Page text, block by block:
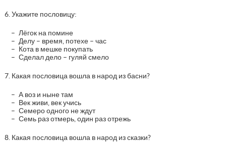
6. Укажите пословицу:
Лёгок на помине
Делу – время, потехе – час
Кота в мешке покупать
Сделал дело – гуляй смело
7. Какая пословица вошла в народ из басни?
А воз и ныне там
Век живи, век учись
Семеро одного не ждут
Семь раз отмерь, один раз отрежь
8. Какая пословица вошла в народ из сказки?